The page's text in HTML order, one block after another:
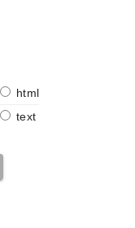
html
text